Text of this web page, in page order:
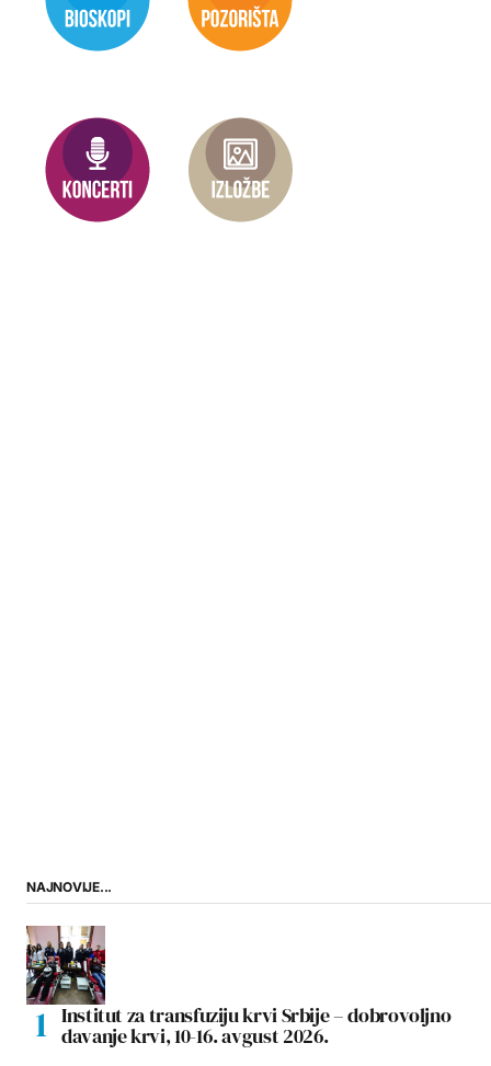
NAJNOVIJE...
Institut za transfuziju krvi Srbije – dobrovoljno
davanje krvi, 10-16. avgust 2026.